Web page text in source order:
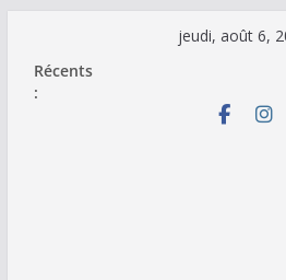
contenu
jeudi, août 6,
Récents
: